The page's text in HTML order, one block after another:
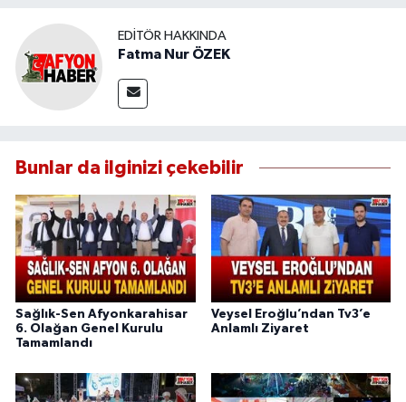
EDITÖR HAKKINDA
Fatma Nur ÖZEK
Bunlar da ilginizi çekebilir
Sağlık-Sen Afyonkarahisar
6. Olağan Genel Kurulu
Tamamlandı
Veysel Eroğlu’ndan Tv3’e
Anlamlı Ziyaret